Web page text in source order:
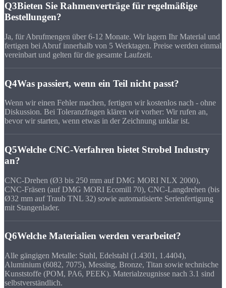
Q3Bieten Sie Rahmenverträge für regelmäßige
Bestellungen?
Ja, für Abrufmengen über 6-12 Monate. Wir lagern Ihr Material und
fertigen bei Abruf innerhalb von 5 Werktagen. Preise werden einmal
vereinbart und gelten für die gesamte Laufzeit.
Q4Was passiert, wenn ein Teil nicht passt?
Wenn wir einen Fehler machen, fertigen wir kostenlos nach - ohne
Diskussion. Bei Toleranzfragen klären wir vorher: Wir rufen an,
bevor wir starten, wenn etwas in der Zeichnung unklar ist.
Q5Welche CNC-Verfahren bietet Strobel Industry
an?
CNC-Drehen (Ø3 bis 250 mm auf DMG MORI NLX 2000),
CNC-Fräsen (auf DMG MORI Ecomill 70), CNC-Langdrehen (bis
Ø32 mm auf Traub TNL 32) sowie automatisierte Serienfertigung
mit Stangenlader.
Q6Welche Materialien werden verarbeitet?
Alle gängigen Metalle: Stahl, Edelstahl (1.4301, 1.4404),
Aluminium (6082, 7075), Messing, Bronze, Titan sowie technische
Kunststoffe (POM, PA6, PEEK). Materialzeugnisse nach 3.1 sind
selbstverständlich.